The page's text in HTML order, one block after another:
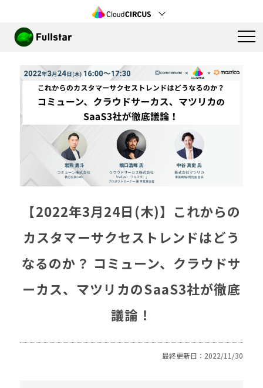
【2022年3月24日(木)】これからの
カスタマーサクセストレンドはどう
なるのか？ コミューン、クラウドサ
ーカス、マツリカのSaaS3社が徹底
議論！
最終更新日：2022/11/30